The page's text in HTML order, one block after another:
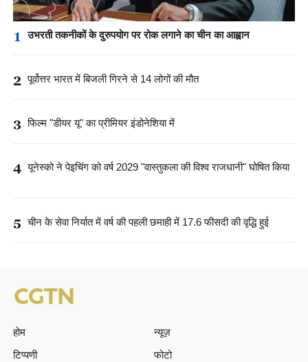
1 उभरती तकनीकों के दुरुपयोग पर रोक लगाने का चीन का आह्वान
2 पूर्वोत्तर भारत में बिजली गिरने से 14 लोगों की मौत
3 फिल्म "डीयर यू" का प्रीमियर इंडोनेशिया में
4 यूनेस्को ने पेइचिंग को वर्ष 2029 "वास्तुकला की विश्व राजधानी" घोषित किया
5 चीन के सेवा निर्यात में वर्ष की पहली छमाही में 17.6 फीसदी की वृद्धि हुई
होम
न्यूज़
टिप्पणी
फोटो